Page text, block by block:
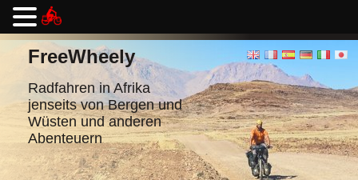
Zum
springenFreeWheely
Radfahren in Afrika
jenseits von Bergen und
Wüsten und anderen
Abenteuern